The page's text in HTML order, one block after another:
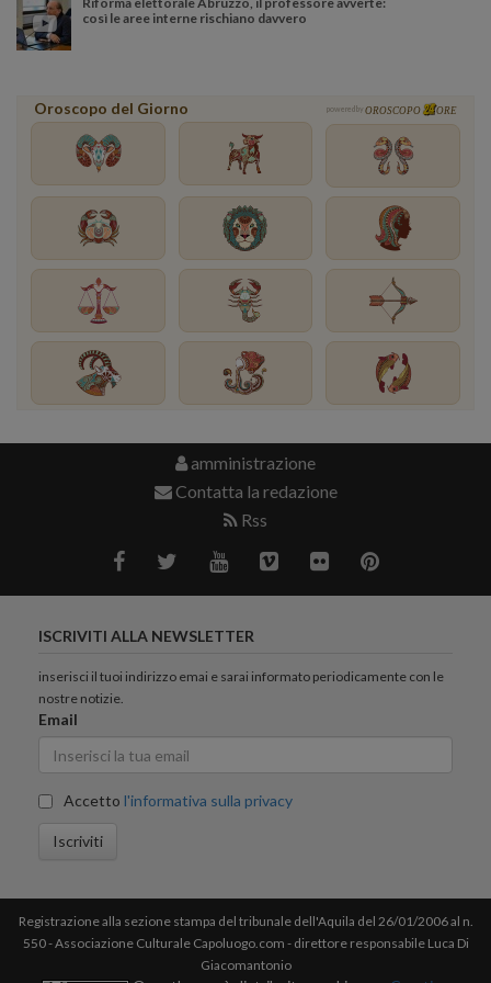
così le aree interne rischiano davvero
Oroscopo del Giorno powered by OROSCOPO ORE
amministrazione
Contatta la redazione
Rss
ISCRIVITI ALLA NEWSLETTER
inserisci il tuoi indirizzo emai e sarai informato periodicamente con le
nostre notizie.
Email
Accetto l'informativa sulla privacy
Iscriviti
Registrazione alla sezione stampa del tribunale dell'Aquila del 26/01/2006 al n.
550 - Associazione Culturale Capoluogo.com - direttore responsabile Luca Di
Giacomantonio